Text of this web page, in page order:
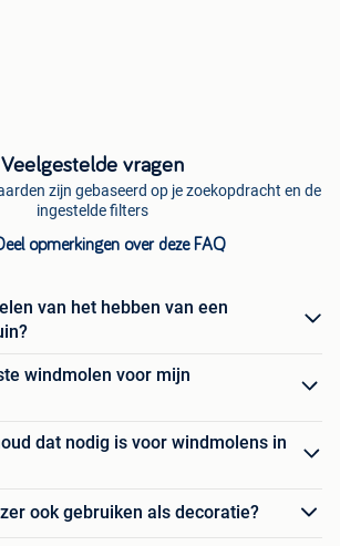
Veelgestelde vragen
zijn gebaseerd op je zoekopdracht en de
ingestelde filters
opmerkingen over deze FAQ
van het hebben van een
windmolen voor mijn
dat nodig is voor windmolens in
ook gebruiken als decoratie?